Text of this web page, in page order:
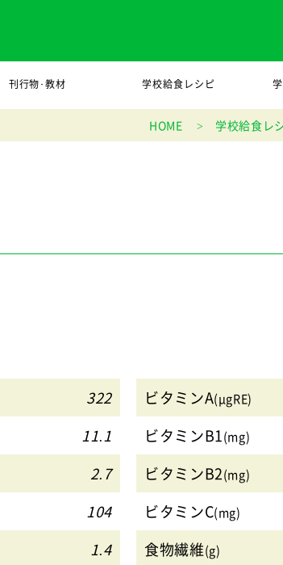
刊行物･教材 学校給食レシピ
HOME 学校給食レ
322 ビタミンA(μgRE)
11.1 ビタミンB1(mg)
2.7 ビタミンB2(mg)
104 ビタミンC(mg)
1.4 食物繊維(g)